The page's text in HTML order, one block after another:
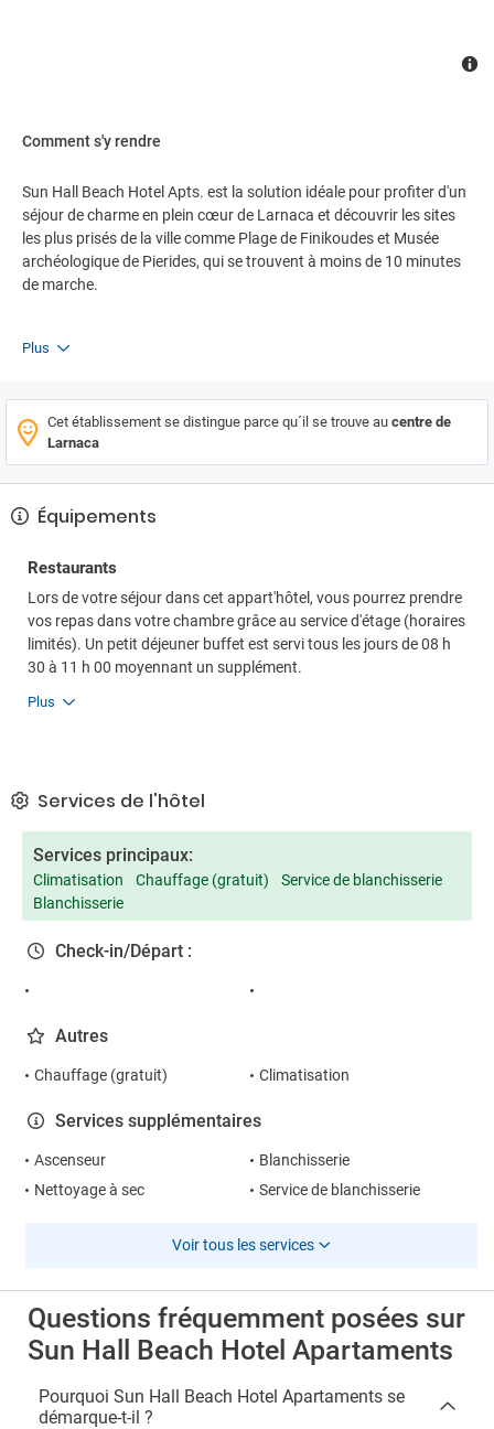
Comment s'y rendre
Sun Hall Beach Hotel Apts. est la solution idéale pour profiter d'un
séjour de charme en plein cœur de Larnaca et découvrir les sites
les plus prisés de la ville comme Plage de Finikoudes et Musée
archéologique de Pierides, qui se trouvent à moins de 10 minutes
de marche.
Plus
Cet établissement se distingue parce qu´il se trouve au centre de
Larnaca
Équipements
Restaurants
Lors de votre séjour dans cet appart'hôtel, vous pourrez prendre
vos repas dans votre chambre grâce au service d'étage (horaires
limités). Un petit déjeuner buffet est servi tous les jours de 08 h
30 à 11 h 00 moyennant un supplément.
Plus
Services de l'hôtel
Services principaux:
Climatisation Chauffage (gratuit)
Service de blanchisserie
Blanchisserie
Check-in/Départ :
Autres
Chauffage (gratuit) Climatisation
Services supplémentaires
Ascenseur
Blanchisserie
Nettoyage à sec
Service de blanchisserie
Voir tous les services
Questions fréquemment posées sur
Sun Hall Beach Hotel Apartaments
Pourquoi Sun Hall Beach Hotel Apartaments se
démarque-t-il ?